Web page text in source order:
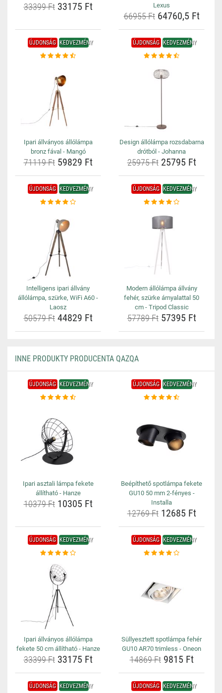
33399 Ft33175 Ft
Lexus
66955 Ft64760,5 Ft
ÚJDONSÁG KEDVEZMÉNY
Ipari állványos állólámpa
bronz fával - Mangó
71119 Ft59829 Ft
ÚJDONSÁG KEDVEZMÉNY
Design állólámpa rozsdabarna
drótból - Johanna
25975 Ft25795 Ft
ÚJDONSÁG KEDVEZMÉNY
Intelligens ipari állvány
állólámpa, szürke, WiFi A60 -
Laosz
50579 Ft44829 Ft
ÚJDONSÁG KEDVEZMÉNY
Modern állólámpa állvány
fehér, szürke árnyalattal 50
cm - Tripod Classic
57789 Ft57395 Ft
INNE PRODUKTY PRODUCENTA QAZQA
ÚJDONSÁG KEDVEZMÉNY
Ipari asztali lámpa fekete
állítható - Hanze
10379 Ft10305 Ft
ÚJDONSÁG KEDVEZMÉNY
Beépíthető spotlámpa fekete
GU10 50 mm 2-fényes -
Installa
12769 Ft12685 Ft
ÚJDONSÁG KEDVEZMÉNY
Ipari állványos állólámpa
fekete 50 cm állítható - Hanze
33399 Ft33175 Ft
ÚJDONSÁG KEDVEZMÉNY
Süllyesztett spotlámpa fehér
GU10 AR70 trimless - Oneon
14869 Ft9815 Ft
ÚJDONSÁG KEDVEZMÉNY ÚJDONSÁG KEDVEZMÉNY